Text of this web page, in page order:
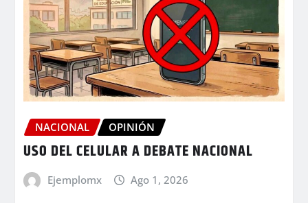
NACIONAL OPINIÓN
USO DEL CELULAR A DEBATE NACIONAL
Ejemplomx Ago 1, 2026